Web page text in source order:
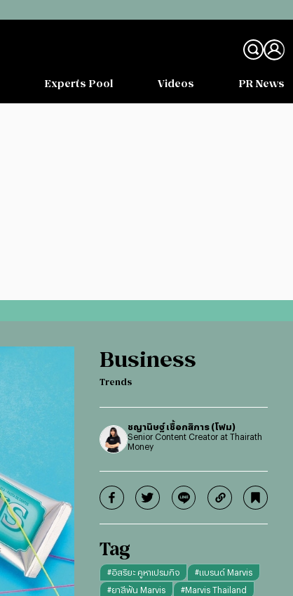
Experts Pool Videos PR News
Business
Trends
ชญานิษฐ์ เชื้อกสิการ (โฟม)
Senior Content Creator at Thairath
Money
Tag
#อิสริยะ คูหาเปรมกิจ #แบรนด์ Marvis
#ยาสีฟัน Marvis #Marvis Thailand